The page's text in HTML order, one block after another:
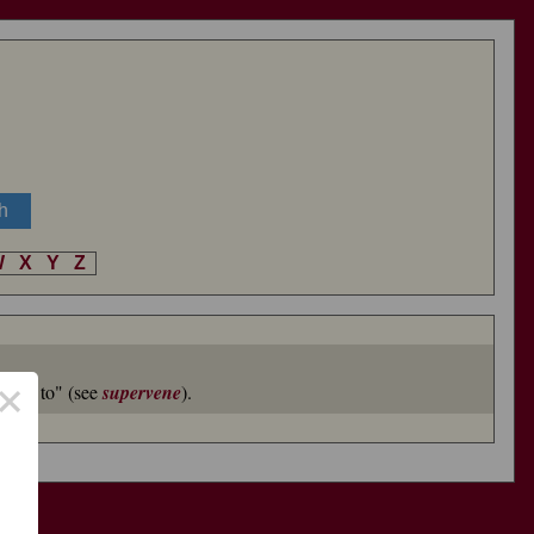
X Y Z
to" (seesupervene).